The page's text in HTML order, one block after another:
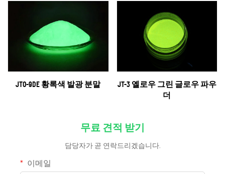
JTO-9DE 황록색 발광 분말
JT-3 옐로우 그린 글로우 파우
더
무료 견적 받기
담당자가 곧 연락드리겠습니다.
이메일